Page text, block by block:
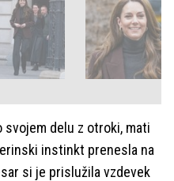
svojem delu z otroki, mati
instinkt prenesla na
si je prislužila vzdevek